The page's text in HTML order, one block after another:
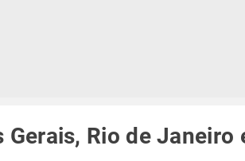
Rio de Janeiro